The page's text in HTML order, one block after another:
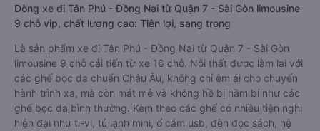
Dòng xe đi Tân Phú - Đồng Nai từ Quận 7 - Sài Gòn limousine
9 chỗ vip, chất lượng cao: Tiện lợi, sang trọng
Là sản phẩm xe đi Tân Phú - Đồng Nai từ Quận 7 - Sài Gòn
limousine 9 chỗ cải tiến từ xe 16 chỗ. Nội thất được làm lại với
các ghế bọc da chuẩn Châu Âu, không chỉ êm ái cho chuyến
hành trình xa, mà còn mát mẻ và không hề bị hầm bí như các
ghế bọc da bình thường. Kèm theo các ghế có nhiều tiện nghi
hiện đại như ti-vi, tủ lạnh mini, ổ cắm usb, đèn đọc sách, hệ